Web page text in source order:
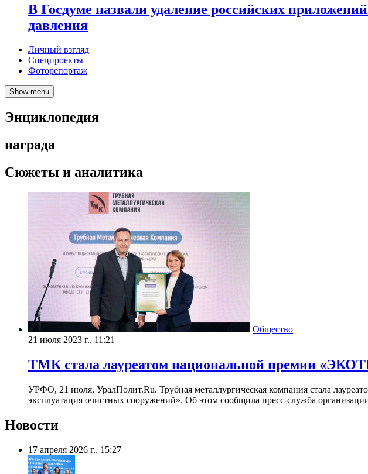
В Госдуме назвали удаление российских
давления
Личный взгляд
Спецпроекты
Фоторепортаж
Show menu
Энциклопедия
награда
Сюжеты и аналитика
Общество
21 июля 2023 г., 11:21
ТМК стала лауреатом национальной премии
УРФО, 21 июля, УралПолит.Ru. Трубная металлургическая компания стала
эксплуатация очистных сооружений». Об этом сообщила пресс-служба
Новости
17 апреля 2026 г., 15:27